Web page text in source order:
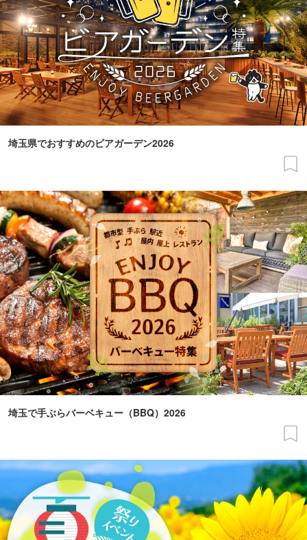
埼玉県でおすすめのビアガーデン2026
埼玉で手ぶらバーベキュー（BBQ）2026